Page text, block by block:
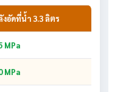
งอัดที่น้ำ 3.3 ลิตร
MPa
MPa